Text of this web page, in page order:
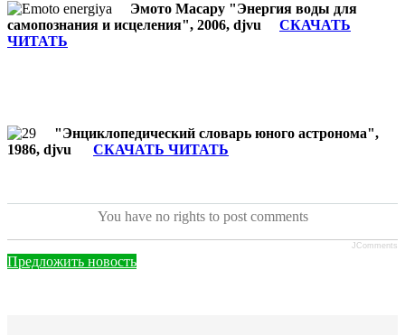
Эмото Масару "Энергия воды для
самопознания и исцеления", 2006, djvu СКАЧАТЬ
ЧИТАТЬ
"Энциклопедический словарь юного астронома",
1986, djvu СКАЧАТЬ ЧИТАТЬ
You have no rights to post comments
JComments
Предложить новость